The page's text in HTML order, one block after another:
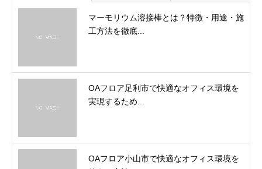
マーモリウム溶接棒とは？特徴・用途・施
工方法を徹底...
OAフロア足利市で快適なオフィス環境を
実現するため...
OAフロア小山市で快適なオフィス環境を